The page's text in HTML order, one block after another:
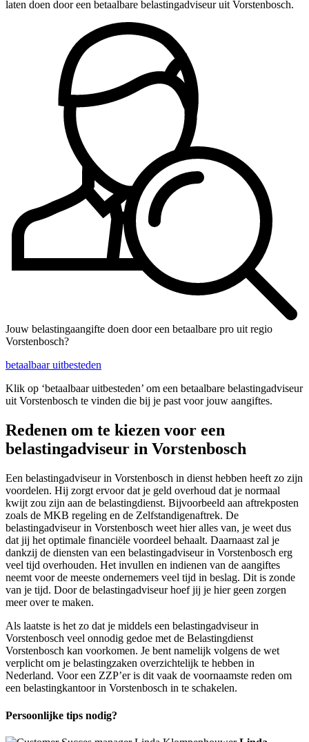
laten doen door een betaalbare belastingadviseur uit Vorstenbosch.
Jouw belastingaangifte doen door een betaalbare pro uit regio
Vorstenbosch?
betaalbaar uitbesteden
Klik op ‘betaalbaar uitbesteden’ om een betaalbare belastingadviseur
uit Vorstenbosch te vinden die bij je past voor jouw aangiftes.
Redenen om te kiezen voor een
belastingadviseur in Vorstenbosch
Een belastingadviseur in Vorstenbosch in dienst hebben heeft zo zijn
voordelen. Hij zorgt ervoor dat je geld overhoud dat je normaal
kwijt zou zijn aan de belastingdienst. Bijvoorbeeld aan aftrekposten
zoals de MKB regeling en de Zelfstandigenaftrek. De
belastingadviseur in Vorstenbosch weet hier alles van, je weet dus
dat jij het optimale financiële voordeel behaalt. Daarnaast zal je
dankzij de diensten van een belastingadviseur in Vorstenbosch erg
veel tijd overhouden. Het invullen en indienen van de aangiftes
neemt voor de meeste ondernemers veel tijd in beslag. Dit is zonde
van je tijd. Door de belastingadviseur hoef jij je hier geen zorgen
meer over te maken.
Als laatste is het zo dat je middels een belastingadviseur in
Vorstenbosch veel onnodig gedoe met de Belastingdienst
Vorstenbosch kan voorkomen. Je bent namelijk volgens de wet
verplicht om je belastingzaken overzichtelijk te hebben in
Nederland. Voor een ZZP’er is dit vaak de voornaamste reden om
een belastingkantoor in Vorstenbosch in te schakelen.
Persoonlijke tips nodig?